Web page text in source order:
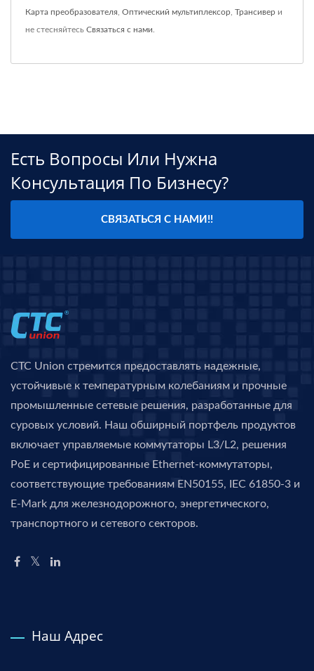
Карта преобразователя Оптический мультиплексор Трансивер и
не стесняйтесь Связаться с нами
Есть Вопросы Или Нужна
Консультация По Бизнесу?
СВЯЗАТЬСЯ С НАМИ!!
CTC Union стремится предоставлять надежные,
устойчивые к температурным колебаниям и прочные
промышленные сетевые решения, разработанные для
суровых условий. Наш обширный портфель продуктов
включает управляемые коммутаторы L3/L2, решения
PoE и сертифицированные Ethernet-коммутаторы,
соответствующие требованиям EN50155, IEC 61850-3 и
E-Mark для железнодорожного, энергетического,
транспортного и сетевого секторов.
Наш Адрес